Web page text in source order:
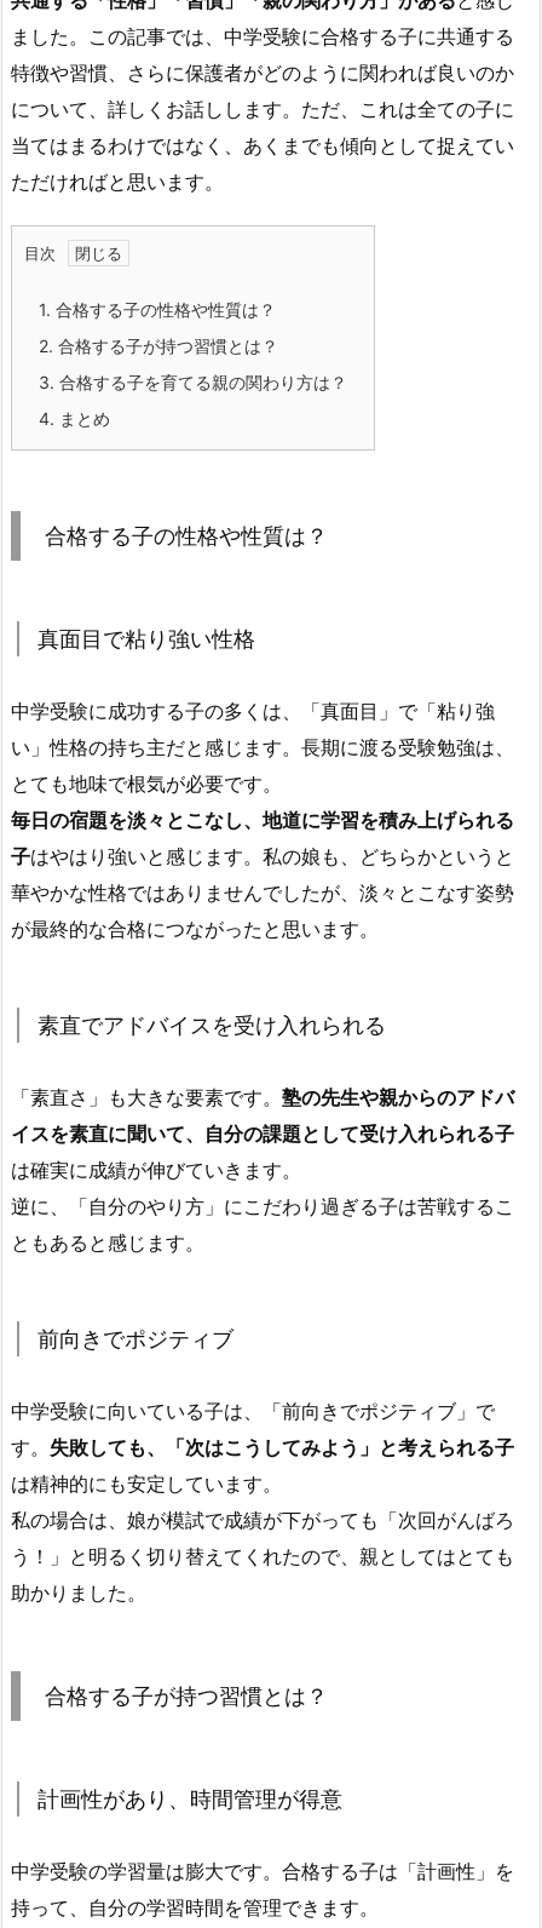
ました。この記事では、中学受験に合格する子に共通する
特徴や習慣、さらに保護者がどのように関われば良いのか
について、詳しくお話しします。ただ、これは全ての子に
当てはまるわけではなく、あくまでも傾向として捉えてい
ただければと思います。
目次
1. 合格する子の性格や性質は？
2. 合格する子が持つ習慣とは？
3. 合格する子を育てる親の関わり方は？
4. まとめ
合格する子の性格や性質は？
真面目で粘り強い性格
中学受験に成功する子の多くは、「真面目」で「粘り強
い」性格の持ち主だと感じます。長期に渡る受験勉強は、
とても地味で根気が必要です。
毎日の宿題を淡々とこなし、地道に学習を積み上げられる
子はやはり強いと感じます。私の娘も、どちらかというと
華やかな性格ではありませんでしたが、淡々とこなす姿勢
が最終的な合格につながったと思います。
素直でアドバイスを受け入れられる
「素直さ」も大きな要素です。 塾の先生や親からのアドバ
イスを素直に聞いて、自分の課題として受け入れられる子
は確実に成績が伸びていきます。
逆に、「自分のやり方」にこだわり過ぎる子は苦戦するこ
ともあると感じます。
前向きでポジティブ
中学受験に向いている子は、「前向きでポジティブ」で
す。 失敗しても、「次はこうしてみよう」と考えられる子
は精神的にも安定しています。
私の場合は、娘が模試で成績が下がっても「次回がんばろ
う！」と明るく切り替えてくれたので、親としてはとても
助かりました。
合格する子が持つ習慣とは？
計画性があり、時間管理が得意
中学受験の学習量は膨大です。合格する子は「計画性」を
持って、自分の学習時間を管理できます。